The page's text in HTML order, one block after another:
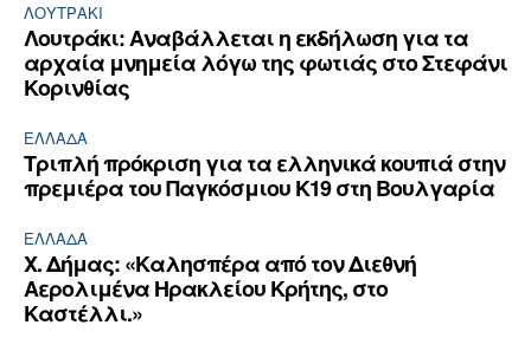
ΛΟΥΤΡΆΚΙ
Λουτράκι: Αναβάλλεται η εκδήλωση για τα
αρχαία μνημεία λόγω της φωτιάς στο Στεφάνι
Κορινθίας
ΕΛΛΆΔΑ
Τριπλή πρόκριση για τα ελληνικά κουπιά στην
πρεμιέρα του Παγκόσμιου Κ19 στη Βουλγαρία
ΕΛΛΆΔΑ
Χ. Δήμας: «Καλησπέρα από τον Διεθνή
Αερολιμένα Ηρακλείου Κρήτης, στο
Καστέλλι.»